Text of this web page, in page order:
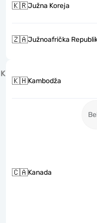
🇰🇷Južna Koreja
🇿🇦Južnoafrička
K
🇰🇭Kambodža
🇨🇦Kanada